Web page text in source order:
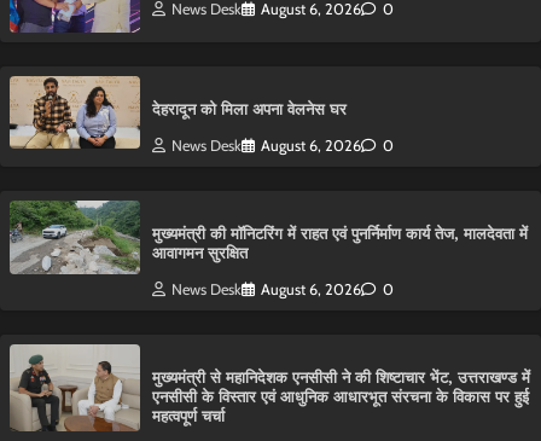
News Desk August 6, 2026 0
देहरादून को मिला अपना वेलनेस घर
News Desk August 6, 2026 0
मुख्यमंत्री की मॉनिटरिंग में राहत एवं पुनर्निर्माण कार्य तेज, मालदेवता में
आवागमन सुरक्षित
News Desk August 6, 2026 0
मुख्यमंत्री से महानिदेशक एनसीसी ने की शिष्टाचार भेंट, उत्तराखण्ड में
एनसीसी के विस्तार एवं आधुनिक आधारभूत संरचना के विकास पर हुई
महत्वपूर्ण चर्चा